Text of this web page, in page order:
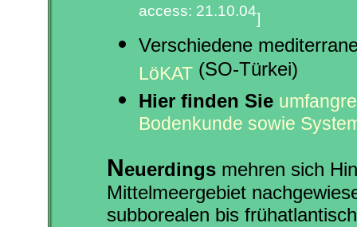
access: 21.10.04]
Verschiedene
LöKAT (SO-Türkei)
Hier finden Sie
Bodenkunde sowie
Neuerdings mehren sich
Mittelmeergebiet
subborealen bis